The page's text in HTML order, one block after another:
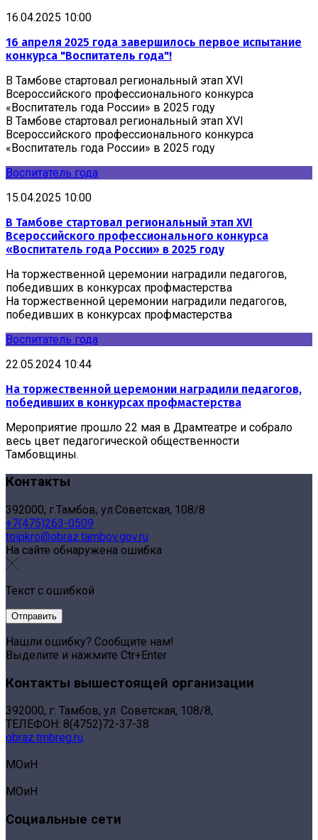
16.04.2025 10:00
16 апреля 2025 года завершилось первое испытание
конкурса "Воспитатель года"!
В Тамбове стартовал региональный этап XVI
Всероссийского профессионального конкурса
«Воспитатель года России» в 2025 году
В Тамбове стартовал региональный этап XVI
Всероссийского профессионального конкурса
«Воспитатель года России» в 2025 году
Воспитатель года
15.04.2025 10:00
В Тамбове стартовал региональный этап XVI
Всероссийского профессионального конкурса
«Воспитатель года России» в 2025 году
На торжественной церемонии наградили педагогов,
победивших в конкурсах профмастерства
На торжественной церемонии наградили педагогов,
победивших в конкурсах профмастерства
Воспитатель года
22.05.2024 10:44
На торжественной церемонии наградили педагогов,
победивших в конкурсах профмастерства
Мероприятие прошло 22 мая в Драмтеатре и собрало
весь цвет педагогической общественности
Тамбовщины.
Контакты
392000, г.Тамбов, ул.Советская, 108/8
+7(475)263-0509
toipkro@obraz.tambov.gov.ru
На сайте обнаружена ошибка
Текст с ошибкой
Нашли ошибку? Сообщите нам!
Выделите и нажмите Ctr+Enter
Контакты вышестоящей организации
392000, г. Тамбов, ул. Советская, 108/8,
ТЕЛЕФОН: 8(4752)72-37-38
obraz.tmbreg.ru
МОиН
МОиН
Социальные сети